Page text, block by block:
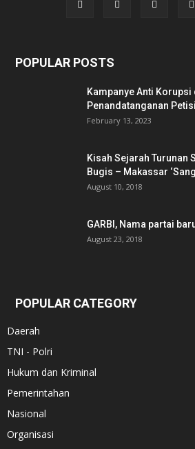
POPULAR POSTS
Kampanye Anti
Penandatanganan
February 13, 2023
Kisah Sejarah Turunan
Bugis – Makassar
August 10, 2018
GARBI, Nama partai
August 23, 2018
POPULAR CATEGORY
Daerah
TNI - Polri
Hukum dan Kriminal
Pemerintahan
Nasional
Organisasi